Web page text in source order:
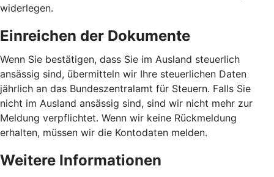
widerlegen.
Einreichen der Dokumente
Wenn Sie bestätigen, dass Sie im Ausland steuerlich
ansässig sind, übermitteln wir Ihre steuerlichen Daten
jährlich an das Bundeszentralamt für Steuern. Falls Sie
nicht im Ausland ansässig sind, sind wir nicht mehr zur
Meldung verpflichtet. Wenn wir keine Rückmeldung
erhalten, müssen wir die Kontodaten melden.
Weitere Informationen